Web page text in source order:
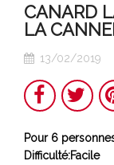
CANARD
LA
13/02/2019
Pour 6
Difficulté:Facile